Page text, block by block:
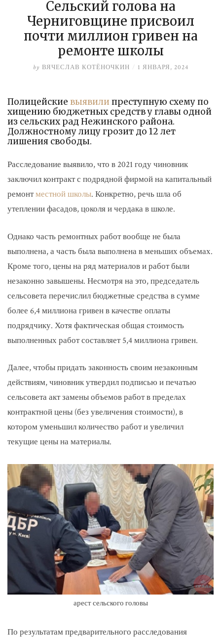
Сельский голова на
Черниговщине присвоил
почти миллион гривен на
ремонте школы
by ВЯЧЕСЛАВ КОТЁНОЧКИН / 1 ЯНВАРЯ, 2024
Полицейские выявилипреступную схему по
хищению бюджетных средств у главы одной
из сельских рад Нежинского района.
Должностному лицу грозит до 12 лет
лишения свободы.
Расследование выявило, что в 2021 году чиновник
заключил контракт с подрядной фирмой на капитальный
ремонтместной школы. Конкретно, речь шла об
утеплении фасадов, цоколя и чердака в школе.
Однако часть ремонтных работ вообще не была
выполнена, а часть была выполнена в меньших объемах.
Кроме того, цены на ряд материалов и работ были
незаконно завышены. Несмотря на это, председатель
сельсовета перечислил бюджетные средства в сумме
более 6,4 миллиона гривен в качестве оплаты
подрядчику. Хотя фактическая общая стоимость
выполненных работ составляет 5,4 миллиона гривен.
Далее, чтобы придать законность своим незаконным
действиям, чиновник утвердил подписью и печатью
сельсовета акт замены объемов работ в пределах
контрактной цены (без увеличения стоимости), в
котором уменьшил количество работ и увеличил
текущие цены на материалы.
арест сельского головы
По результатам предварительного расследования